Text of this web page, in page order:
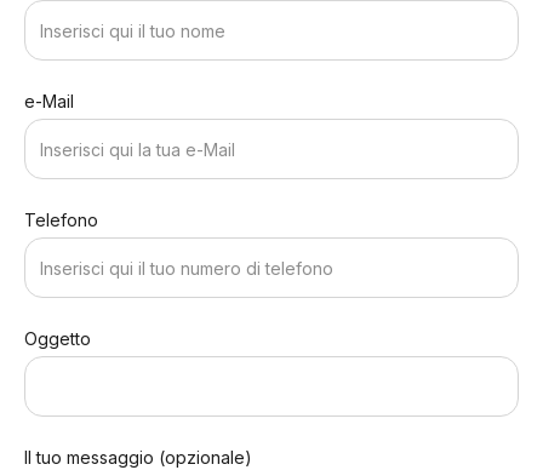
e-Mail
Telefono
Oggetto
Il tuo messaggio (opzionale)